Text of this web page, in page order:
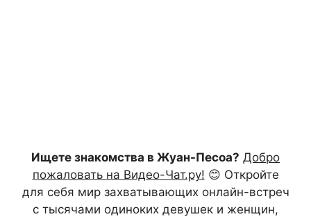
Ищете знакомства в Жуан-Песоа? Добро
пожаловать на Видео-Чат.ру! 😊 Откройте
для себя мир захватывающих онлайн-встреч
с тысячами одиноких девушек и женщин,